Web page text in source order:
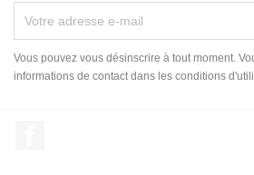
Vous pouvez vous désinscrire à tout moment.
informations de contact dans les conditions